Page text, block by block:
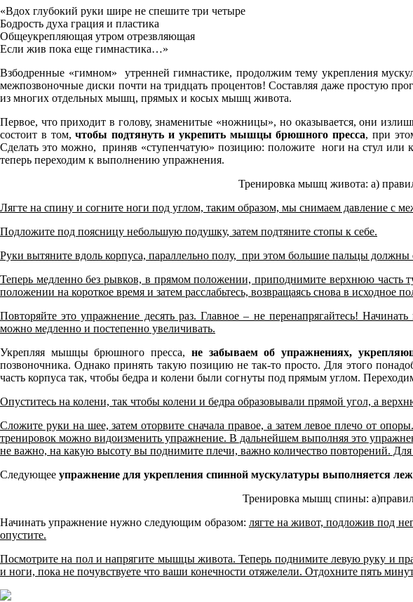
«Вдох глубокий руки шире не спешите три четыре
Бодрость духа грация и пластика
Общеукрепляющая утром отрезвляющая
Если жив пока еще гимнастика…»
Взбодренные «гимном» утренней гимнастике, продолжим тему укрепления
межпозвоночные диски почти на тридцать процентов! Составляя даже простую
из многих отдельных мышц, прямых и косых мышц живота.
Первое, что приходит в голову, знаменитые «ножницы», но оказывается, они
состоит в том,чтобы подтянуть и укрепить мышцы брюшного пресса, при
Сделать это можно, приняв «ступенчатую» позицию: положите ноги на стул или
теперь переходим к выполнению упражнения.
Тренировка мышц живота: а)
Лягте на спину и согните ноги под углом, таким образом, мы снимаем давление с
Подложите под поясницу небольшую подушку, затем подтяните стопы к себе.
Руки вытяните вдоль корпуса, параллельно полу, при этом большие пальцы должны
Теперь медленно без рывков, в прямом положении, приподнимите верхнюю часть
положении на короткое время и затем расслабьтесь, возвращаясь снова в исходное
Повторяйте это упражнение десять раз. Главное – не перенапрягайтесь!
можно медленно и постепенно увеличивать.
Укрепляя мышцы брюшного пресса, не забываем об упражнениях,
позвоночника. Однако принять такую позицию не так-то просто. Для этого
часть корпуса так, чтобы бедра и колени были согнуты под прямым углом.
Опуститесь на колени, так чтобы колени и бедра образовывали прямой угол, а
Сложите руки на шее, затем оторвите сначала правое, а затем левое плечо от
тренировок можно видоизменить упражнение. В дальнейшем выполняя это
не важно, на какую высоту вы поднимите плечи, важно количество повторений.
Следующее упражнение для укрепления спинной мускулатуры выполняется
Тренировка мышц спины:
Начинать упражнение нужно следующим образом: лягте на живот, подложив под
опустите.
Посмотрите на пол и напрягите мышцы живота. Теперь поднимите левую руку и
и ноги, пока не почувствуете что ваши конечности отяжелели. Отдохните пять